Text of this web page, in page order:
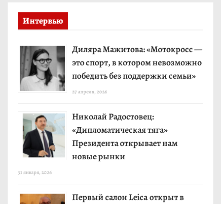
Интервью
Диляра Мажитова: «Мотокросс —
это спорт, в котором невозможно
победить без поддержки семьи»
27 апреля, 2026
Николай Радостовец:
«Дипломатическая тяга»
Президента открывает нам
новые рынки
31 января, 2026
Первый салон Leica открыт в